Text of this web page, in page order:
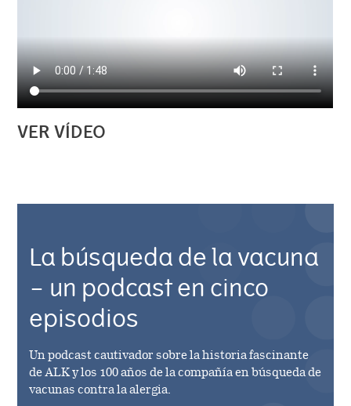
VER VÍDEO
La búsqueda de la vacuna
– un podcast en cinco
episodios
Un podcast cautivador sobre la historia fascinante
de ALK y los 100 años de la compañía en búsqueda de
vacunas contra la alergia.